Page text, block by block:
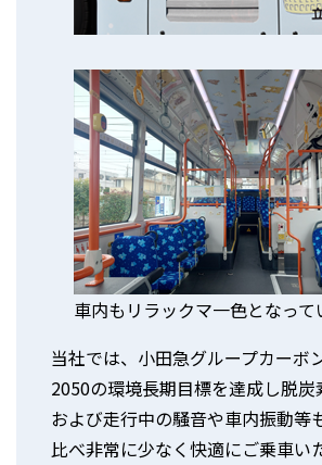
車内もリラックマ一色となって
当社では、小田急グループカーボ
2050の環境長期目標を達成し脱炭
および走行中の騒音や車内振動等
比べ非常に少なく快適にご乗車い